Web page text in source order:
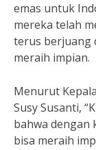
emas untuk
mereka telah
terus berjuang
meraih impian.
Menurut
Susy Susanti,
bahwa dengan
bisa meraih